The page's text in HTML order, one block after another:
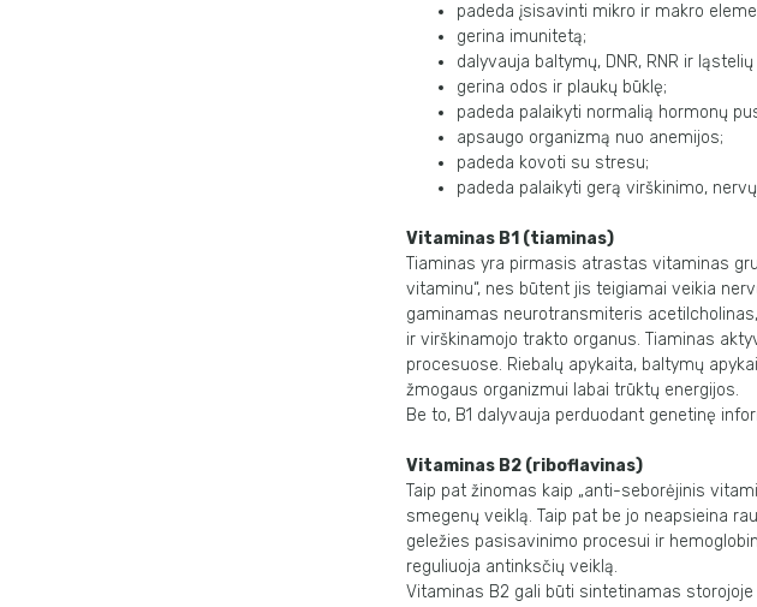
padeda įsisavinti mikro ir makro
gerina imunitetą;
dalyvauja baltymų, DNR, RNR ir
gerina odos ir plaukų būklę;
padeda palaikyti normalią hormonų
apsaugo organizmą nuo anemijos;
padeda kovoti su stresu;
padeda palaikyti gerą virškinimo,
Vitaminas B1 (tiaminas)
Tiaminas yra pirmasis atrastas vitaminas
vitaminu“, nes būtent jis teigiamai veikia
gaminamas neurotransmiteris
ir virškinamojo trakto organus. Tiaminas
procesuose. Riebalų apykaita, baltymų
žmogaus organizmui labai trūktų energijos.
Be to, B1 dalyvauja perduodant genetinę
Vitaminas B2 (riboflavinas)
Taip pat žinomas kaip „anti-seborėjinis
smegenų veiklą. Taip pat be jo neapsieina
geležies pasisavinimo procesui ir
reguliuoja antinksčių veiklą.
Vitaminas B2 gali būti sintetinamas